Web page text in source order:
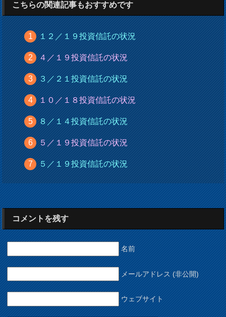
こちらの関連記事もおすすめです
１２／１９投資信託の状況
４／１９投資信託の状況
３／２１投資信託の状況
１０／１８投資信託の状況
８／１４投資信託の状況
５／１９投資信託の状況
５／１９投資信託の状況
コメントを残す
名前
メールアドレス (非公開)
ウェブサイト